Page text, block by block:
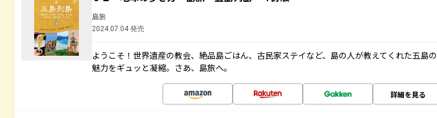
島旅
2024.07.04 発売
ようこそ！世界遺産の教会、絶品島ごはん、古民家ステイなど、島の人が教えてくれた五島の
魅力をギュッと凝縮。さあ、島旅へ。
詳細を見る